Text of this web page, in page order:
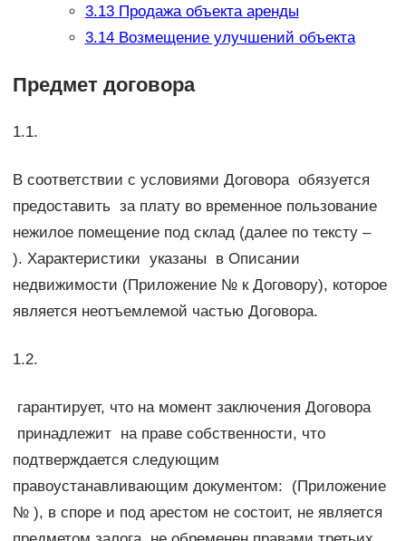
3.13Продажа объекта аренды
3.14Возмещение улучшений объекта
Предмет договора
1.1.
В соответствии с условиями Договора обязуется
предоставить за плату во временное пользование
нежилое помещение под склад (далее по тексту –
). Характеристики указаны в Описании
недвижимости (Приложение № к Договору), которое
является неотъемлемой частью Договора.
1.2.
гарантирует, что на момент заключения Договора
принадлежит на праве собственности, что
подтверждается следующим
правоустанавливающим документом: (Приложение
№ ), в споре и под арестом не состоит, не является